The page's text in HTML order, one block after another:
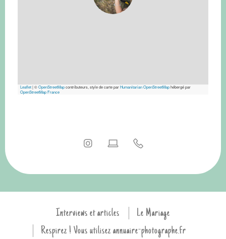
Leaflet|©OpenStreetMapcontributeurs, style de carte parHumanitarian OpenStreetMaphébergé par
OpenStreetMap France
Interviews et articles
Le Mariage
Respirez ! Vous utilisez annuaire-photographe.fr